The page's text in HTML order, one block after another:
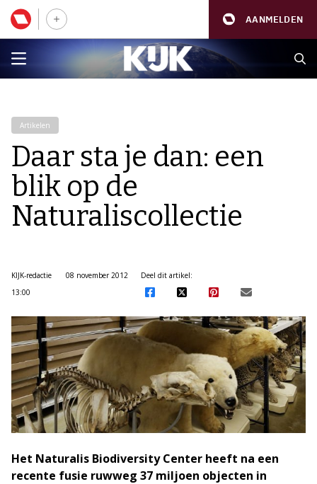
AANMELDEN
Artikelen
Daar sta je dan: een
blik op de
Naturaliscollectie
KIJK-redactie
08 november 2012
13:00
Deel dit artikel:
Het Naturalis Biodiversity Center heeft na een
recente fusie ruwweg 37 miljoen objecten in